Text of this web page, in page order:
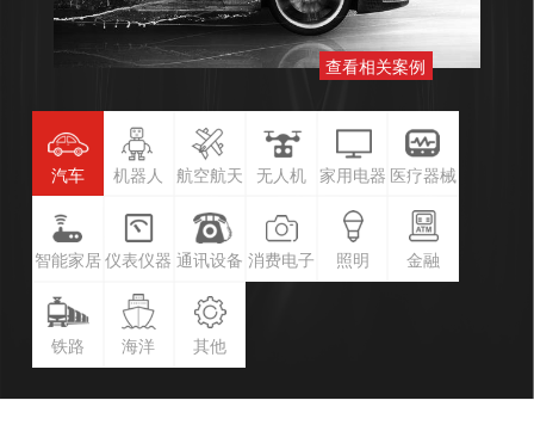
查看相关案例
汽车 机器人 航空航天 无人机 家用电器 医疗器械
智能家居 仪表仪器 通讯设备 消费电子 照明 金融
铁路 海洋 其他